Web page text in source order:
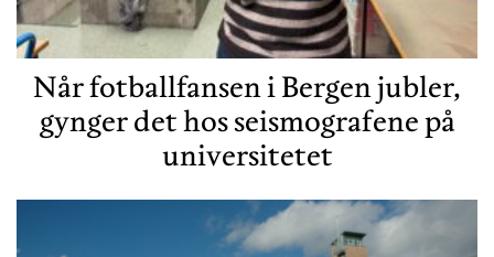
Når fotballfansen i Bergen jubler,
gynger det hos seismografene på
universitetet